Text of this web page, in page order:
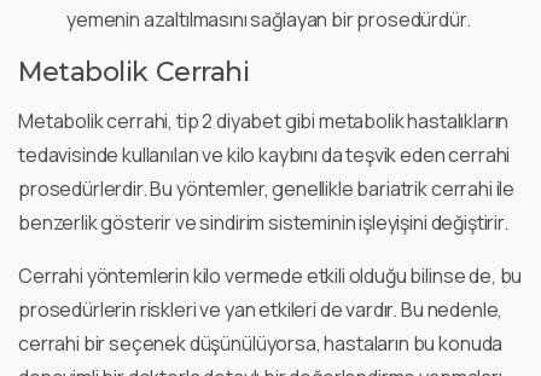
yemenin azaltılmasını sağlayan bir prosedürdür.
Metabolik Cerrahi
Metabolik cerrahi, tip 2 diyabet gibi metabolik hastalıkların
tedavisinde kullanılan ve kilo kaybını da teşvik eden cerrahi
prosedürlerdir. Bu yöntemler, genellikle bariatrik cerrahi ile
benzerlik gösterir ve sindirim sisteminin işleyişini değiştirir.
Cerrahi yöntemlerin kilo vermede etkili olduğu bilinse de, bu
prosedürlerin riskleri ve yan etkileri de vardır. Bu nedenle,
cerrahi bir seçenek düşünülüyorsa, hastaların bu konuda